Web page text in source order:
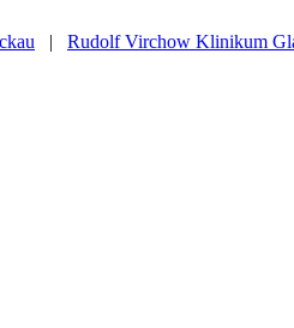
| Rudolf Virchow Klinikum